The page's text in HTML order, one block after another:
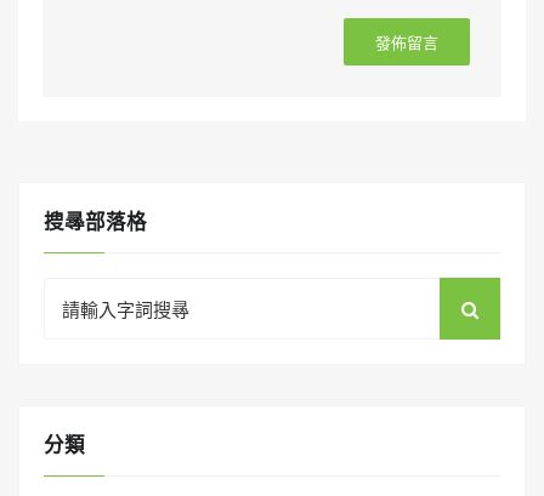
搜㝷部落格
for:
分類